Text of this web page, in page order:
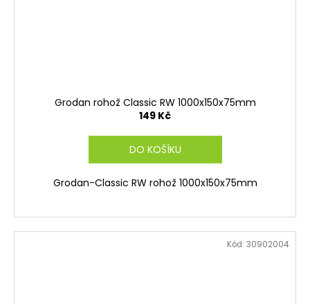
Grodan rohož Classic RW 1000x150x75mm
149 Kč
DO KOŠÍKU
Grodan-Classic RW rohož 1000x150x75mm
Kód: 30902004